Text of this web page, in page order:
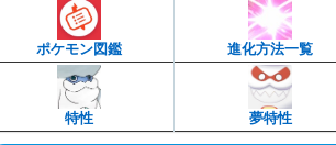
ポケモン図鑑 進化方法一覧
特性 夢特性